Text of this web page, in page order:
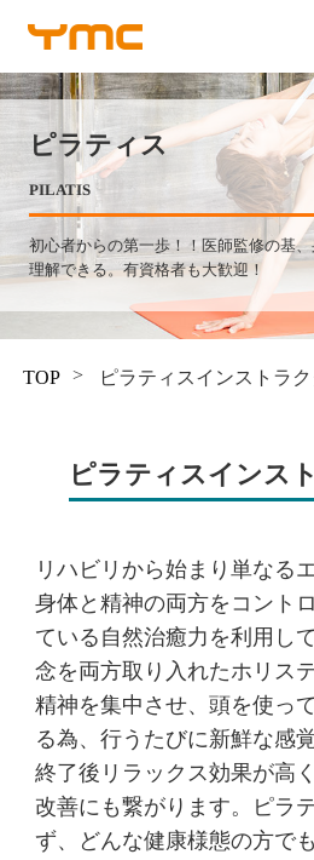
ピラティス
PILATIS
初心者からの第一歩！！医師監修の基、
理解できる。有資格者も大歓迎！
TOP ピラティスインストラ
ピラティスインス
リハビリから始まり単なる
身体と精神の両方をコント
ている自然治癒力を利用し
念を両方取り入れたホリス
精神を集中させ、頭を使っ
る為、行うたびに新鮮な感
終了後リラックス効果が高
改善にも繋がります。ピラ
ず、どんな健康様態の方で